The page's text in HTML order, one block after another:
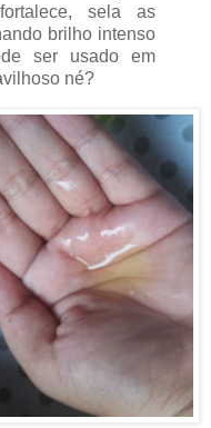
sela as
brilho intenso
ser usado em
né?